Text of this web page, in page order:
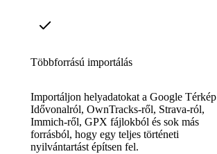
Többforrású importálás
Importáljon helyadatokat a Google Térkép
Idővonalról, OwnTracks-ről, Strava-ról,
Immich-ről, GPX fájlokból és sok más
forrásból, hogy egy teljes történeti
nyilvántartást építsen fel.